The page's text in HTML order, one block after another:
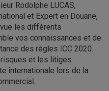
Rodolphe LUCAS,
et Expert en Douane,
les différents
vos connaissances et de
des règles ICC 2020.
et les litiges
internationale lors de la